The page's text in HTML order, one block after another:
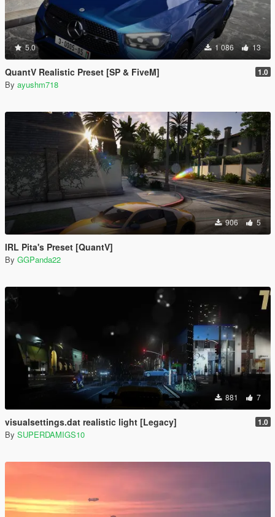
5.0 1 086 13
QuantV Realistic Preset [SP & FiveM] 1.0
By ayushm718
906 5
IRL Pita's Preset [QuantV]
By GGPanda22
881 7
visualsettings.dat realistic light [Legacy] 1.0
By SUPERDAMIGS10